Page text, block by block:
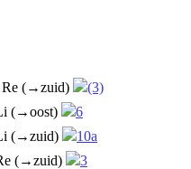
Re (→zuid)
(3)
(→oost)
6
(→zuid)
10a
(→zuid)
3